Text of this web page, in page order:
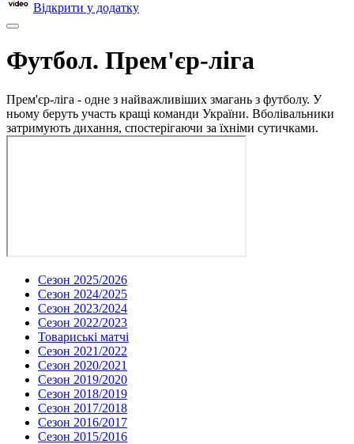
Відкрити у додатку
Футбол. Прем'єр-ліга
Прем'єр-ліга - одне з найважливіших змагань з футболу. У
ньому беруть участь кращі команди України. Вболівальники
затримують дихання, спостерігаючи за їхніми сутичками.
Сезон 2025/2026
Сезон 2024/2025
Сезон 2023/2024
Сезон 2022/2023
Товариські матчі
Сезон 2021/2022
Сезон 2020/2021
Сезон 2019/2020
Сезон 2018/2019
Сезон 2017/2018
Сезон 2016/2017
Сезон 2015/2016